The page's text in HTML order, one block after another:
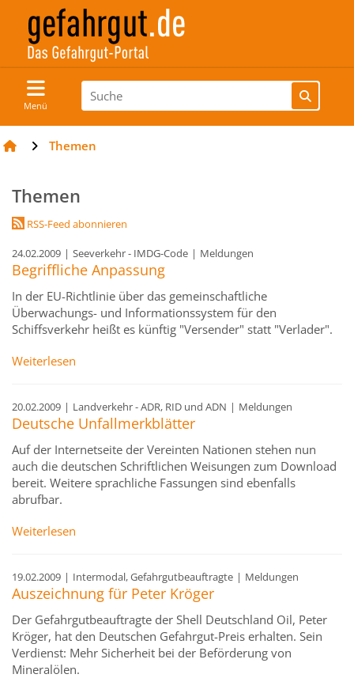
Menü
Themen
Themen
RSS-Feed abonnieren
24.02.2009 | Seeverkehr - IMDG-Code | Meldungen
Begriffliche Anpassung
In der EU-Richtlinie über das gemeinschaftliche
Überwachungs- und Informationssystem für den
Schiffsverkehr heißt es künftig "Versender" statt "Verlader".
Weiterlesen
20.02.2009 | Landverkehr - ADR, RID und ADN | Meldungen
Deutsche Unfallmerkblätter
Auf der Internetseite der Vereinten Nationen stehen nun
auch die deutschen Schriftlichen Weisungen zum Download
bereit. Weitere sprachliche Fassungen sind ebenfalls
abrufbar.
Weiterlesen
19.02.2009 | Intermodal, Gefahrgutbeauftragte | Meldungen
Auszeichnung für Peter Kröger
Der Gefahrgutbeauftragte der Shell Deutschland Oil, Peter
Kröger, hat den Deutschen Gefahrgut-Preis erhalten. Sein
Verdienst: Mehr Sicherheit bei der Beförderung von
Mineralölen.